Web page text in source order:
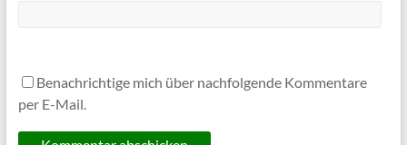
Benachrichtige mich über nachfolgende Kommentare
per E-Mail.